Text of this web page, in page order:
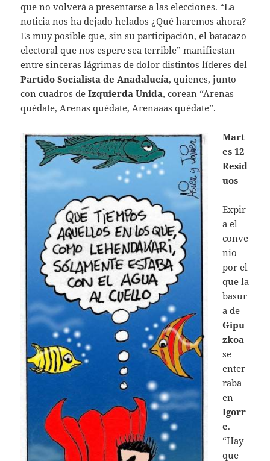
que no volverá a presentarse a las elecciones. “La
noticia nos ha dejado helados ¿Qué haremos ahora?
Es muy posible que, sin su participación, el batacazo
electoral que nos espere sea terrible” manifiestan
entre sinceras lágrimas de dolor distintos líderes del
Partido Socialista de Anadalucía, quienes, junto
con cuadros deIzquierda Unida, corean “Arenas
quédate, Arenas quédate, Arenaaas quédate”.
Mart
es 12
Resid
uos
Expir
a el
conve
nio
por el
que la
basur
a de
Gipu
zkoa
se
enter
raba
en
Igorr
e.
“Hay
que